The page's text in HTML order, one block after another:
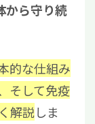
から守り続
的な仕組み
そして免疫
解説しま